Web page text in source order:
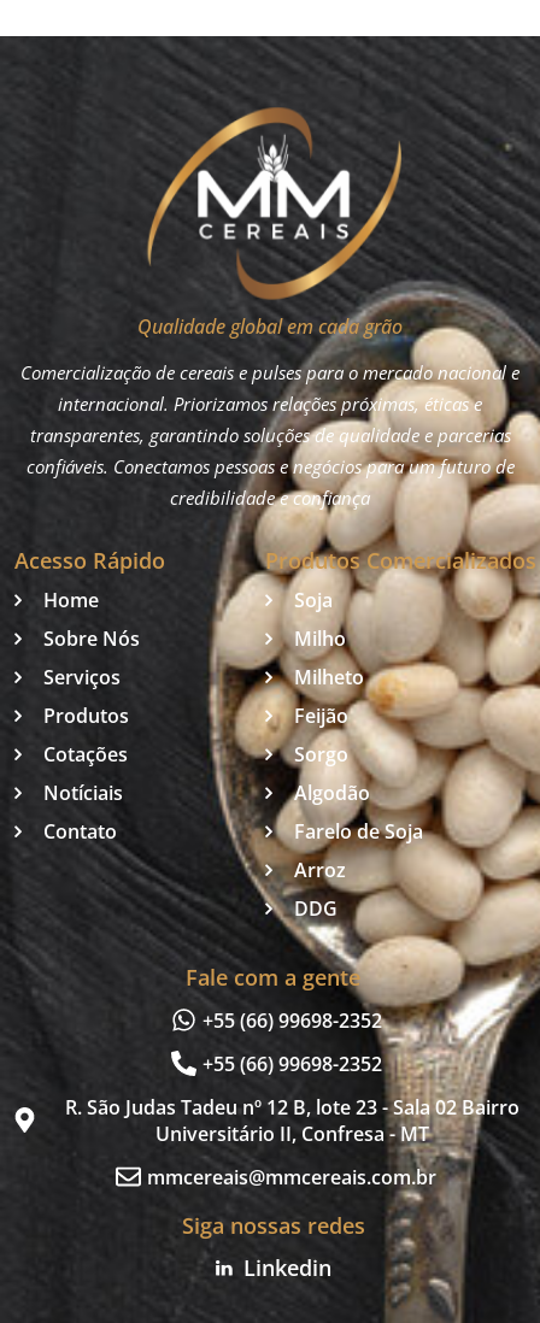
Qualidade global em cada grão
Comercialização de cereais e pulses para o mercado nacional e
internacional. Priorizamos relações próximas, éticas e
transparentes, garantindo soluções de qualidade e parcerias
confiáveis. Conectamos pessoas e negócios para um futuro de
credibilidade e confiança
Acesso Rápido
Home
Sobre Nós
Serviços
Produtos
Cotações
Notíciais
Contato
Produtos Comercializados
Soja
Milho
Milheto
Feijão
Sorgo
Algodão
Farelo de Soja
Arroz
DDG
Fale com a gente
+55 (66) 99698-2352
+55 (66) 99698-2352
R. São Judas Tadeu nº 12 B, lote 23 - Sala 02 Bairro
Universitário II, Confresa - MT
mmcereais@mmcereais.com.br
Siga nossas redes
Linkedin